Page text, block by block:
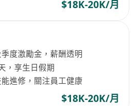
$18K-20K/月
度激勵金，薪酬透明
，享生日假期
進修，關注員工健康
$18K-20K/月